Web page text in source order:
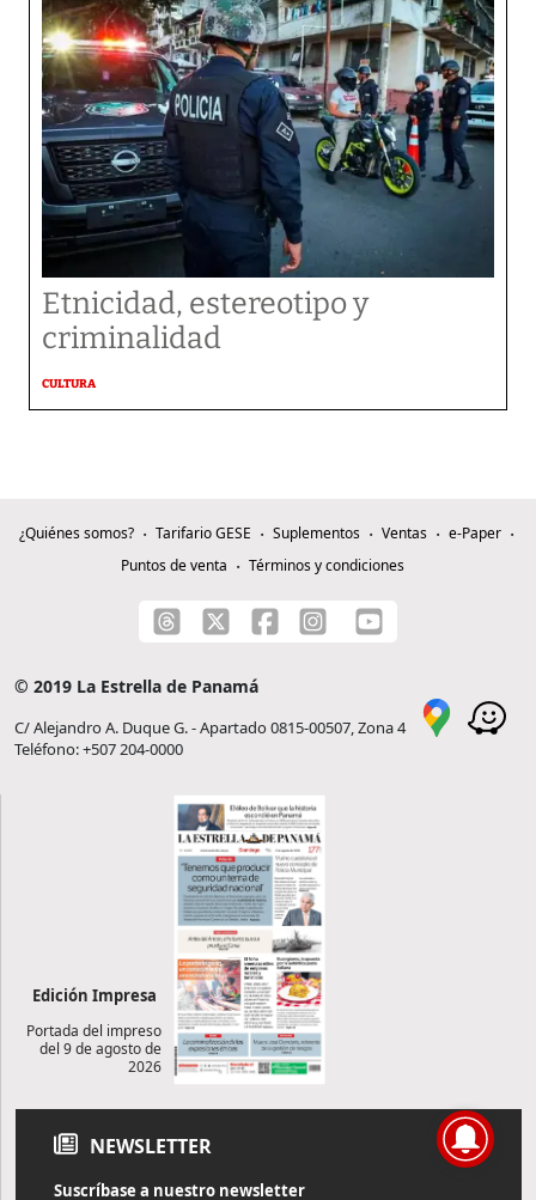
Etnicidad, estereotipo y
criminalidad
CULTURA
¿Quiénes somos? Tarifario GESE Suplementos Ventas
e-Paper
Puntos de venta
Términos y condiciones
© 2019 La Estrella de Panamá
C/ Alejandro A. Duque G. - Apartado 0815-00507, Zona 4
Teléfono: +507 204-0000
Edición Impresa
Portada del impreso
del 9 de agosto de
2026
NEWSLETTER
Suscríbase a nuestro newsletter